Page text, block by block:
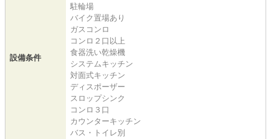
設備条件
駐輪場
バイク置場あり
ガスコンロ
コンロ２口以上
食器洗い乾燥機
システムキッチン
対面式キッチン
ディスポーザー
スロップシンク
コンロ３口
カウンターキッチン
バス・トイレ別